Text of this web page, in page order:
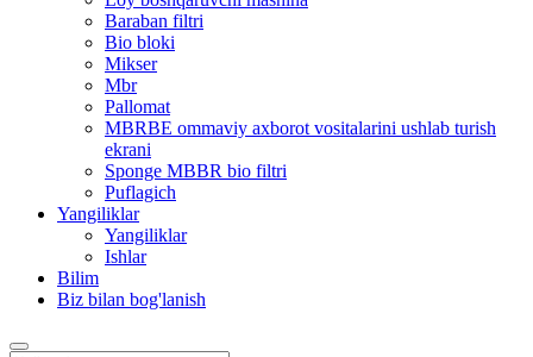
Baraban filtri
Bio bloki
Mikser
Mbr
Pallomat
MBRBE ommaviy axborot vositalarini ushlab turish
ekrani
Sponge MBBR bio filtri
Puflagich
Yangiliklar
Yangiliklar
Ishlar
Bilim
Biz bilan bog'lanish